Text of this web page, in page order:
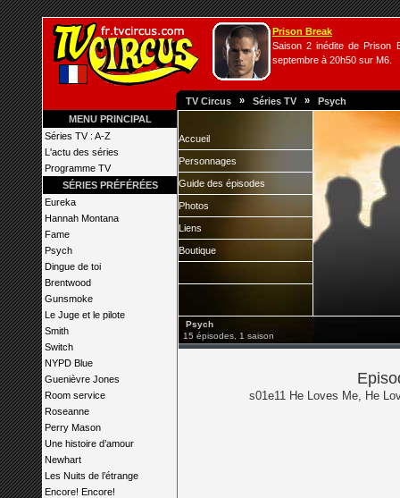
Prison Break
Saison 2 inédite de Prison
septembre à 20h50 sur M6.
TV Circus » Séries TV » Psych
MENU PRINCIPAL
Séries TV : A-Z
L'actu des séries
Programme TV
SÉRIES PRÉFÉRÉES
Eureka
Hannah Montana
Fame
Psych
Dingue de toi
Brentwood
Gunsmoke
Le Juge et le pilote
Smith
Switch
NYPD Blue
Guenièvre Jones
Room service
Roseanne
Perry Mason
Une histoire d’amour
Newhart
Les Nuits de l’étrange
Encore! Encore!
Accueil
Personnages
Guide des épisodes
Photos
Liens
Boutique
Psych
15 épisodes, 1 saison
s01e11 He Loves Me, He